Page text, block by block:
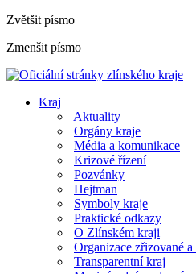
Zvětšit písmo
Zmenšit písmo
Kraj
Aktuality
Orgány kraje
Média a komunikace
Krizové řízení
Pozvánky
Hejtman
Symboly kraje
Praktické odkazy
O Zlínském kraji
Organizace zřizované
Transparentní kraj